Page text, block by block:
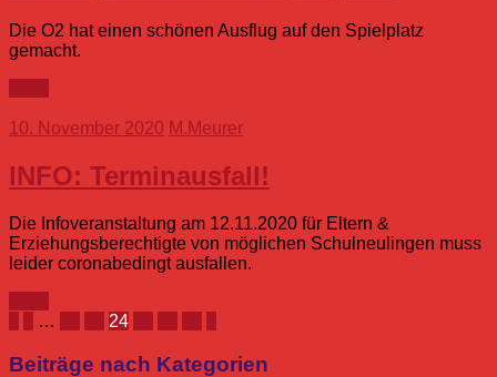
Die O2 hat einen schönen Ausflug auf den Spielplatz
gemacht.
10. November 2020 M.Meurer
INFO: Terminausfall!
Die Infoveranstaltung am 12.11.2020 für Eltern &
Erziehungsberechtigte von möglichen Schulneulingen muss
leider coronabedingt ausfallen.
Seitennummerierung
der
… 24
Beiträge nach Kategorien